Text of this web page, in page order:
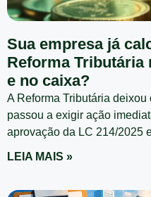
Sua empresa já
Reforma Tributária
e no caixa?
A Reforma Tributária deixou
passou a exigir ação
aprovação da LC 214/2025
LEIA MAIS »